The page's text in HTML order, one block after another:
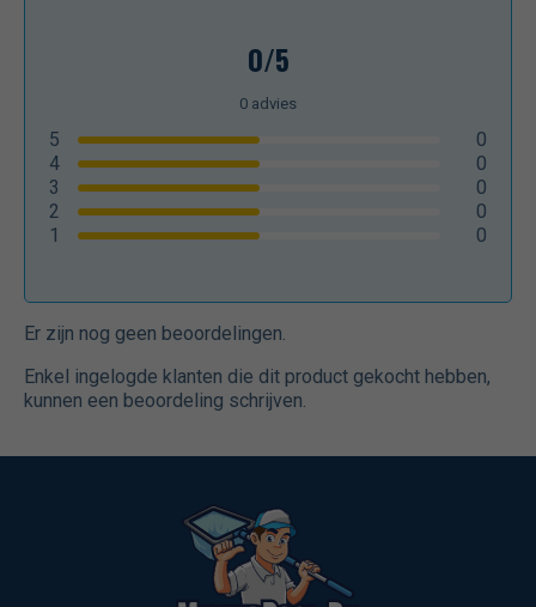
0/5
0 advies
5
0
4
0
3
0
2
0
1
0
Er zijn nog geen beoordelingen.
Enkel ingelogde klanten die dit product gekocht hebben,
kunnen een beoordeling schrijven.